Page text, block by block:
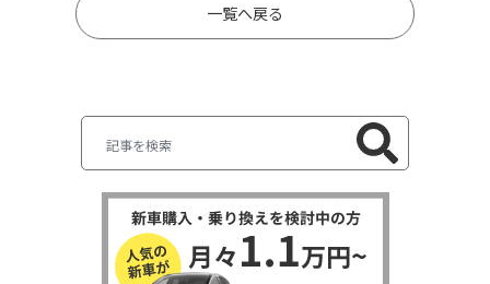
一覧へ戻る